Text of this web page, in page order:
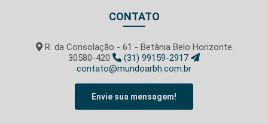
CONTATO
R. da Consolação - 61 - Betânia Belo Horizonte
30580-420
(31) 99159-2917
contato@mundoarbh.com.br
Envie sua mensagem!